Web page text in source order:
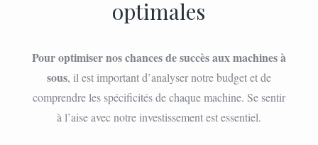
optimales
Pour optimiser nos chances de succès aux machines à
sous, il est important d’analyser notre budget et de
comprendre les spécificités de chaque machine. Se sentir
à l’aise avec notre investissement est essentiel.